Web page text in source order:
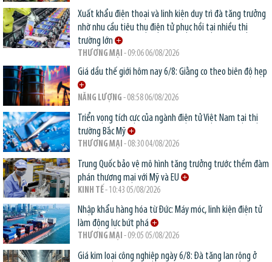
Xuất khẩu điện thoại và linh kiện duy trì đà tăng trưởng
nhờ nhu cầu tiêu thụ điện tử phục hồi tại nhiều thị
trường lớn
THƯƠNG MẠI - 09:06 06/08/2026
Giá dầu thế giới hôm nay 6/8: Giằng co theo biên độ hẹp
NĂNG LƯỢNG - 08:58 06/08/2026
Triển vọng tích cực của ngành điện tử Việt Nam tại thị
trường Bắc Mỹ
THƯƠNG MẠI - 08:30 04/08/2026
Trung Quốc bảo vệ mô hình tăng trưởng trước thềm đàm
phán thương mại với Mỹ và EU
KINH TẾ- 10:43 05/08/2026
Nhập khẩu hàng hóa từ Đức: Máy móc, linh kiện điện tử
làm động lực bứt phá
THƯƠNG MẠI - 09:05 05/08/2026
Giá kim loại công nghiệp ngày 6/8: Đà tăng lan rộng ở